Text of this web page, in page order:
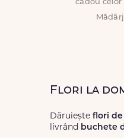
cadou
Flori la
Dăruiește flori
livrând buchete